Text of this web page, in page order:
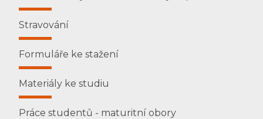
Stravování
Formuláře ke stažení
Materiály ke studiu
Práce studentů - maturitní obory